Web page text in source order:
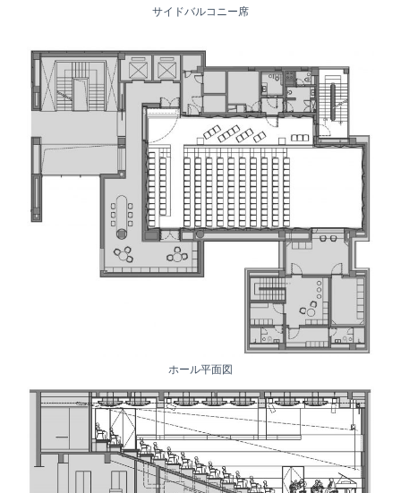
サイドバルコニー席
ホール平面図